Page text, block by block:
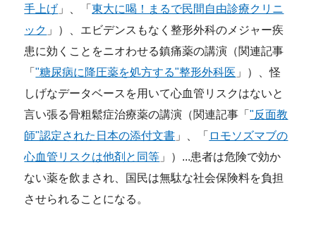
手上げ 」、「東大に喝！まるで民間自由診療クリニ
ック 」）、エビデンスもなく整形外科のメジャー疾
患に効くことをニオわせる鎮痛薬の講演（関連記事
「"糖尿病に降圧薬を処方する"整形外科医 」）、怪
しげなデータベースを用いて心血管リスクはないと
言い張る骨粗鬆症治療薬の講演（関連記事「"反面教
師"認定された日本の添付文書 」、「 ロモソズマブの
心血管リスクは他剤と同等 」）...患者は危険で効か
ない薬を飲まされ、国民は無駄な社会保険料を負担
させられることになる。